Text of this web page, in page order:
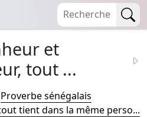
et
tout ...
Proverbe sénégalais
tient dans la même perso...